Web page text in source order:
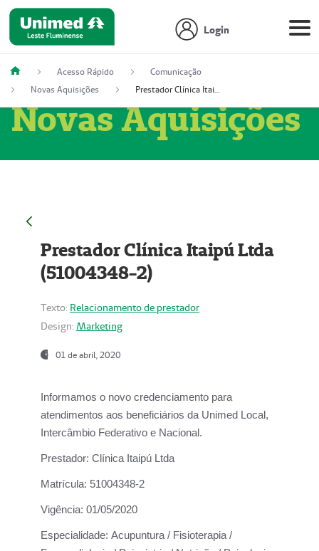
Login
Acesso Rápido
Comunicação
Novas Aquisições
Prestador Clínica Itaipú Ltda (51004348-2)
Novas Aquisições
Prestador Clínica Itaipú Ltda
(51004348-2)
Texto: Relacionamento de prestador
Design: Marketing
01 de abril, 2020
Informamos o novo credenciamento para
atendimentos aos beneficiários da Unimed Local,
Intercâmbio Federativo e Nacional.
Prestador: Clínica Itaipú Ltda
Matrícula: 51004348-2
Vigência: 01/05/2020
Especialidade: Acupuntura / Fisioterapia /